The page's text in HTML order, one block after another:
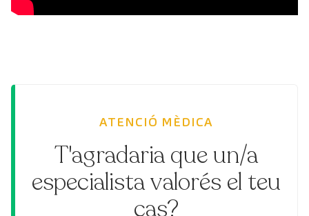
ATENCIÓ MÈDICA
T'agradaria que un/a
especialista valorés el teu
cas?